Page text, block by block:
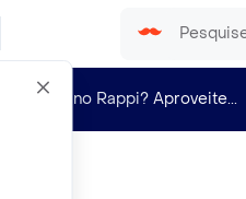
Novo no Rappi? Aproveite...